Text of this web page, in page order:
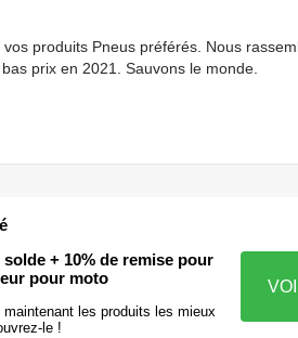
produits Pneus préférés. Nous
prix en 2021. Sauvons le monde.
+ 10% de remise pour
pour moto
maintenant les produits les mieux
le !